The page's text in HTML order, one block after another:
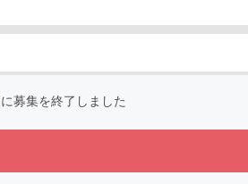
に募集を終了しました